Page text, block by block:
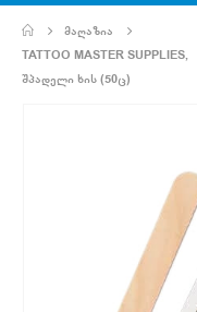
ᲛᲐᲦᲐᲖᲘᲐ
TATTOO MASTER SUPPLIES,
ᲨᲞᲐᲓᲔᲚᲘ ᲮᲘᲡ (50Ც)